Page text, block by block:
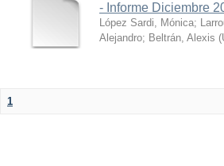
- Informe Diciembre
López Sardi, Mónica;
Alejandro; Beltrán, Alexis (
1